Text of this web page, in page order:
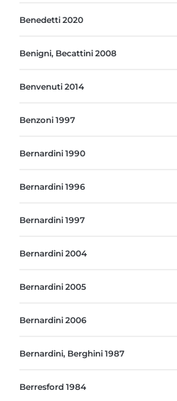
Benedetti 2020
Benigni, Becattini 2008
Benvenuti 2014
Benzoni 1997
Bernardini 1990
Bernardini 1996
Bernardini 1997
Bernardini 2004
Bernardini 2005
Bernardini 2006
Bernardini, Berghini 1987
Berresford 1984